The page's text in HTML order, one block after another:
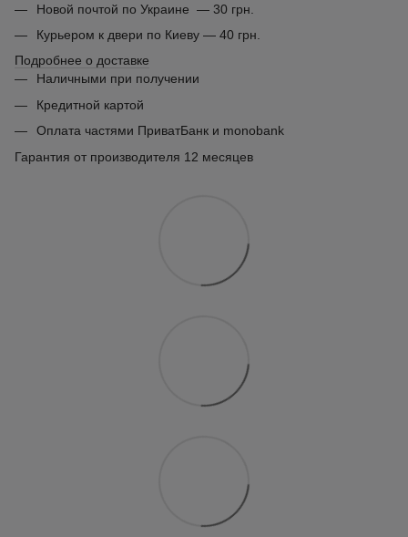
Новой почтой по Украине — 30 грн.
Курьером к двери по Киеву — 40 грн.
Подробнее о доставке
Наличными при получении
Кредитной картой
Оплата частями ПриватБанк и monobank
Гарантия от производителя 12 месяцев